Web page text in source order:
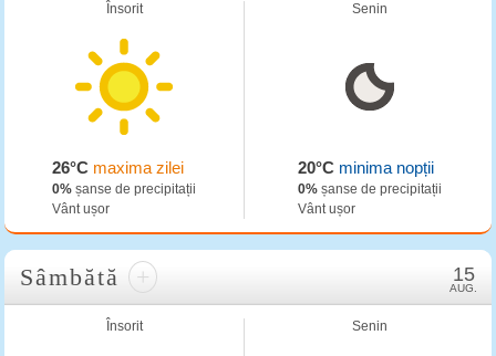
Însorit
26°C maxima zilei
0% șanse de precipitații
Vânt ușor
Senin
20°Cminima nopții
0%șanse de precipitații
Vânt ușor
Sâmbătă + 15
AUG.
Însorit Senin